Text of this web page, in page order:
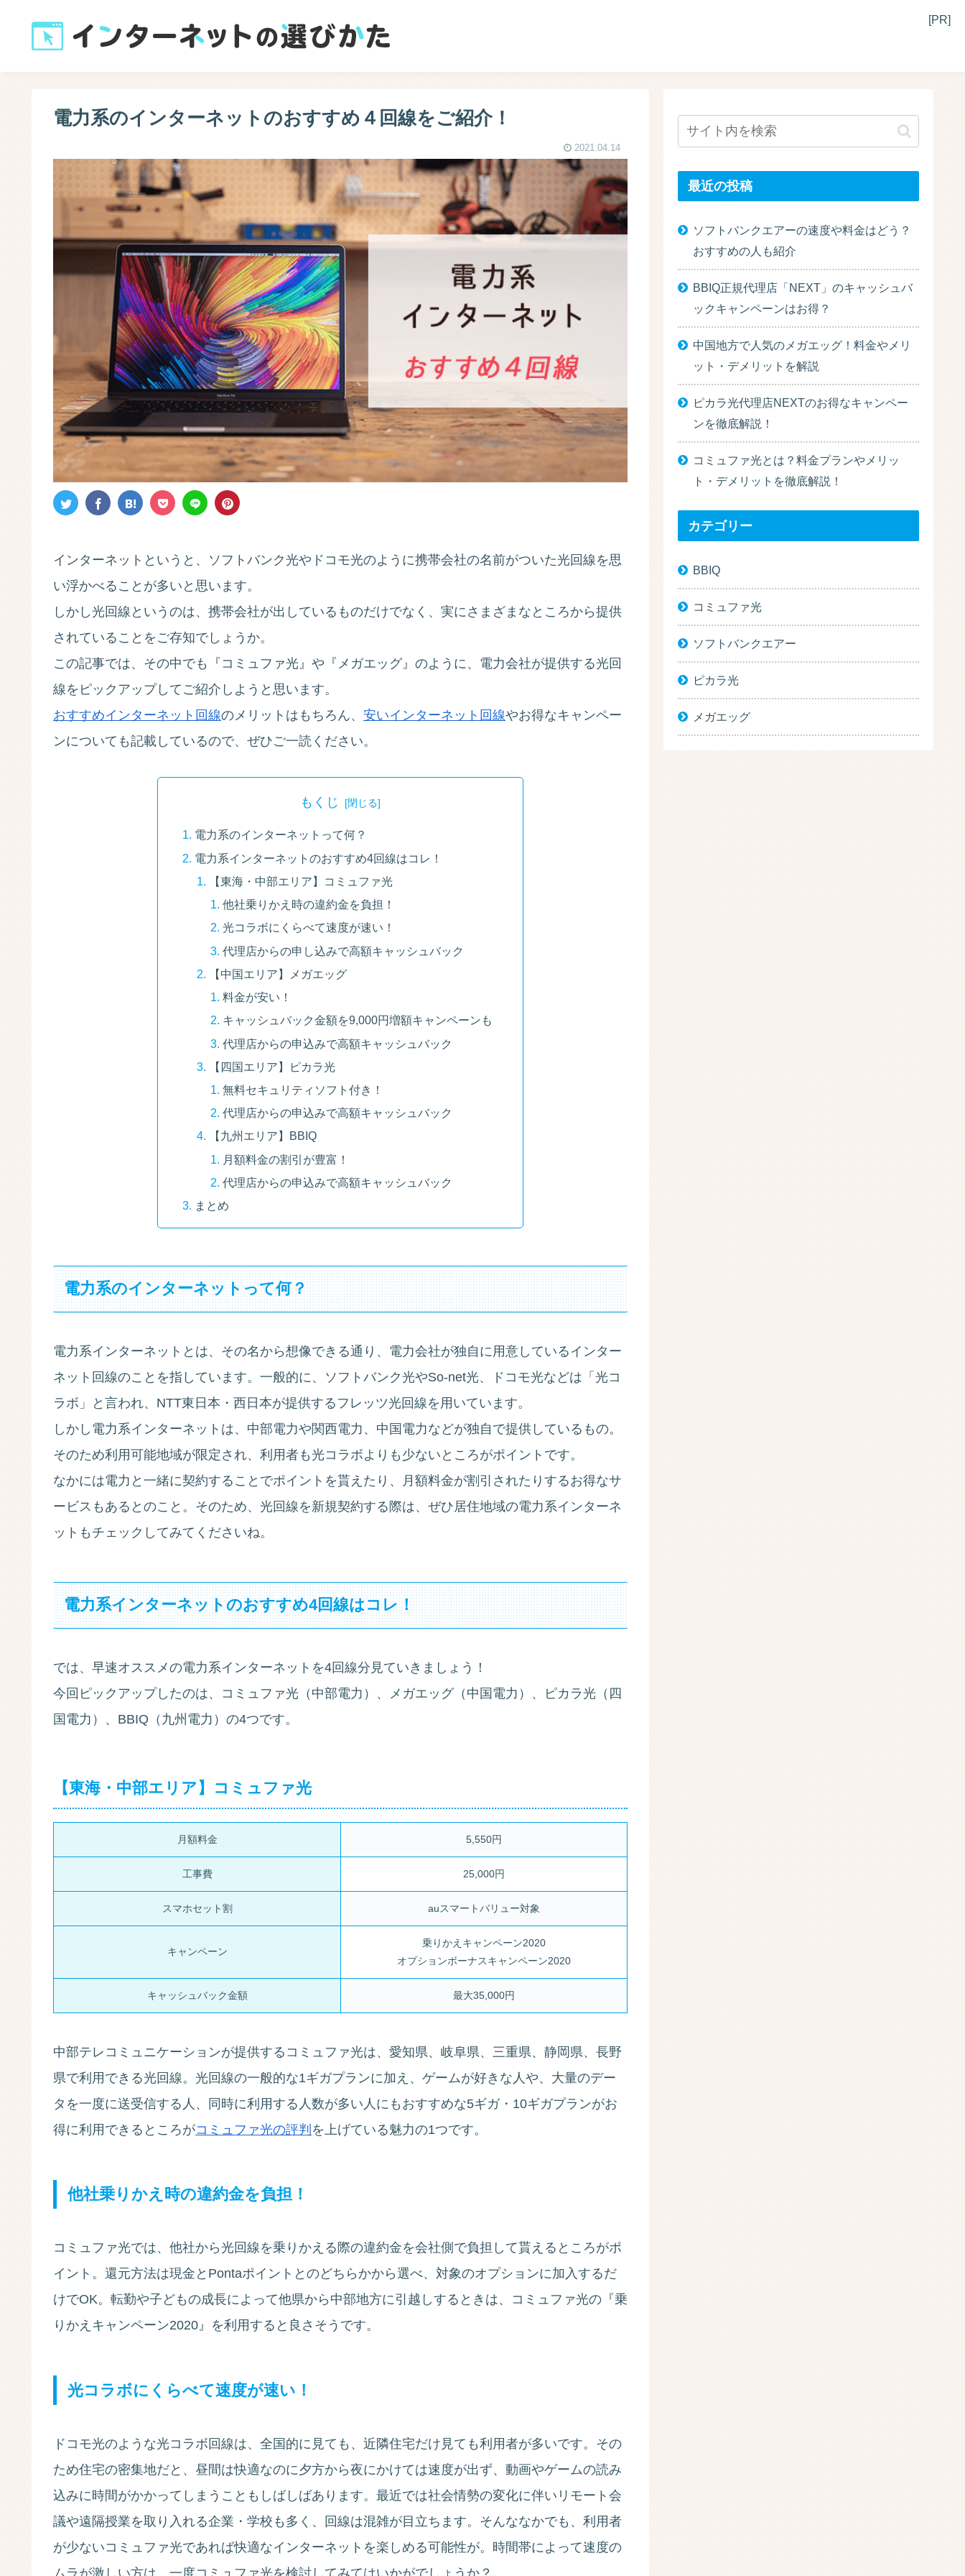
[PR]
電力系のインターネットのおすすめ４回線をご紹介！
2021.04.14
インターネットというと、ソフトバンク光やドコモ光のように携帯会社の名前がついた光回線を思
い浮かべることが多いと思います。
しかし光回線というのは、携帯会社が出しているものだけでなく、実にさまざまなところから提供
されていることをご存知でしょうか。
この記事では、その中でも『コミュファ光』や『メガエッグ』のように、電力会社が提供する光回
線をピックアップしてご紹介しようと思います。
おすすめインターネット回線のメリットはもちろん、 安いインターネット回線やお得なキャンペー
ンについても記載しているので、ぜひご一読ください。
もくじ
電力系のインターネットって何？
電力系インターネットのおすすめ4回線はコレ！
【東海・中部エリア】コミュファ光
他社乗りかえ時の違約金を負担！
光コラボにくらべて速度が速い！
代理店からの申し込みで高額キャッシュバック
【中国エリア】メガエッグ
料金が安い！
キャッシュバック金額を9,000円増額キャンペーンも
代理店からの申込みで高額キャッシュバック
【四国エリア】ピカラ光
無料セキュリティソフト付き！
代理店からの申込みで高額キャッシュバック
【九州エリア】BBIQ
月額料金の割引が豊富！
代理店からの申込みで高額キャッシュバック
まとめ
電力系のインターネットって何？
電力系インターネットとは、その名から想像できる通り、電力会社が独自に用意しているインター
ネット回線のことを指しています。一般的に、ソフトバンク光やSo-net光、ドコモ光などは「光コ
ラボ」と言われ、NTT東日本・西日本が提供するフレッツ光回線を用いています。
しかし電力系インターネットは、中部電力や関西電力、中国電力などが独自で提供しているもの。
そのため利用可能地域が限定され、利用者も光コラボよりも少ないところがポイントです。
なかには電力と一緒に契約することでポイントを貰えたり、月額料金が割引されたりするお得なサ
ービスもあるとのこと。そのため、光回線を新規契約する際は、ぜひ居住地域の電力系インターネ
ットもチェックしてみてくださいね。
電力系インターネットのおすすめ4回線はコレ！
では、早速オススメの電力系インターネットを4回線分見ていきましょう！
今回ピックアップしたのは、コミュファ光（中部電力）、メガエッグ（中国電力）、ピカラ光（四
国電力）、BBIQ（九州電力）の4つです。
【東海・中部エリア】コミュファ光
月額料金 5,550円
工事費 25,000円
スマホセット割 auスマートバリュー対象
キャンペーン
乗りかえキャンペーン2020
オプションボーナスキャンペーン2020
キャッシュバック金額 最大35,000円
中部テレコミュニケーションが提供するコミュファ光は、愛知県、岐阜県、三重県、静岡県、長野
県で利用できる光回線。光回線の一般的な1ギガプランに加え、ゲームが好きな人や、大量のデー
タを一度に送受信する人、同時に利用する人数が多い人にもおすすめな5ギガ・10ギガプランがお
得に利用できるところがコミュファ光の評判 を上げている魅力の1つです。
他社乗りかえ時の違約金を負担！
コミュファ光では、他社から光回線を乗りかえる際の違約金を会社側で負担して貰えるところがポ
イント。還元方法は現金とPontaポイントとのどちらかから選べ、対象のオプションに加入するだ
けでOK。転勤や子どもの成長によって他県から中部地方に引越しするときは、コミュファ光の『乗
りかえキャンペーン2020』を利用すると良さそうです。
光コラボにくらべて速度が速い！
ドコモ光のような光コラボ回線は、全国的に見ても、近隣住宅だけ見ても利用者が多いです。その
ため住宅の密集地だと、昼間は快適なのに夕方から夜にかけては速度が出ず、動画やゲームの読み
込みに時間がかかってしまうこともしばしばあります。最近では社会情勢の変化に伴いリモート会
議や遠隔授業を取り入れる企業・学校も多く、回線は混雑が目立ちます。そんななかでも、利用者
が少ないコミュファ光であれば快適なインターネットを楽しめる可能性が。時間帯によって速度の
ムラが激しい方は、一度コミュファ光を検討してみてはいかがでしょうか？
最近の投稿
ソフトバンクエアーの速度や料金はどう？
おすすめの人も紹介
BBIQ正規代理店「NEXT」のキャッシュバ
ックキャンペーンはお得？
中国地方で人気のメガエッグ！料金やメリ
ット・デメリットを解説
ピカラ光代理店NEXTのお得なキャンペー
ンを徹底解説！
コミュファ光とは？料金プランやメリッ
ト・デメリットを徹底解説！
カテゴリー
BBIQ
コミュファ光
ソフトバンクエアー
ピカラ光
メガエッグ